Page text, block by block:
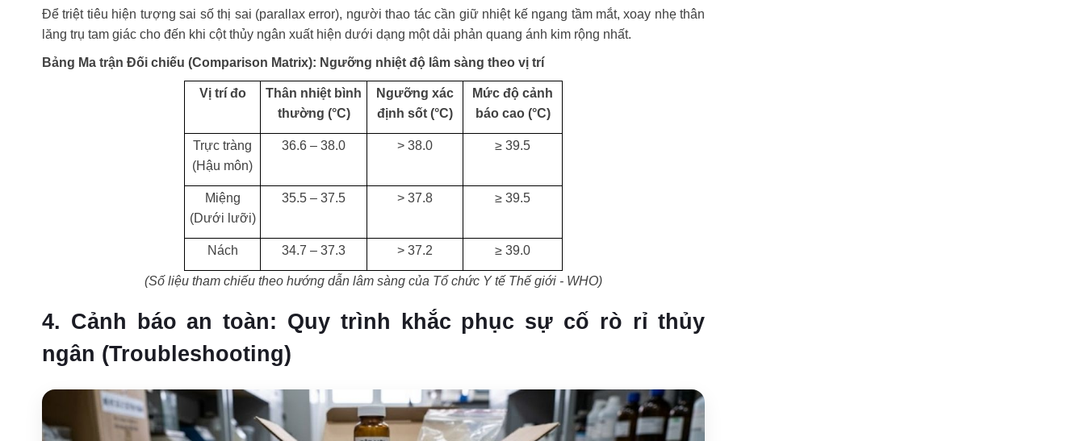
Để triệt tiêu hiện tượng sai số thị sai (parallax error), người thao tác cần giữ nhiệt kế ngang tầm mắt, xoay nhẹ thân
lăng trụ tam giác cho đến khi cột thủy ngân xuất hiện dưới dạng một dải phản quang ánh kim rộng nhất.
Bảng Ma trận Đối chiếu (Comparison Matrix): Ngưỡng nhiệt độ lâm sàng theo vị trí
Vị trí đo
Thân nhiệt bình
thường (°C)
Ngưỡng xác
định sốt (°C)
Mức độ cảnh
báo cao (°C)
Trực tràng
(Hậu môn)
36.6 – 38.0 > 38.0 ≥ 39.5
Miệng
(Dưới lưỡi)
35.5 – 37.5 > 37.8 ≥ 39.5
Nách 34.7 – 37.3 > 37.2 ≥ 39.0
(Số liệu tham chiếu theo hướng dẫn lâm sàng của Tổ chức Y tế Thế giới - WHO)
4. Cảnh báo an toàn: Quy trình khắc phục sự cố rò rỉ thủy
ngân (Troubleshooting)